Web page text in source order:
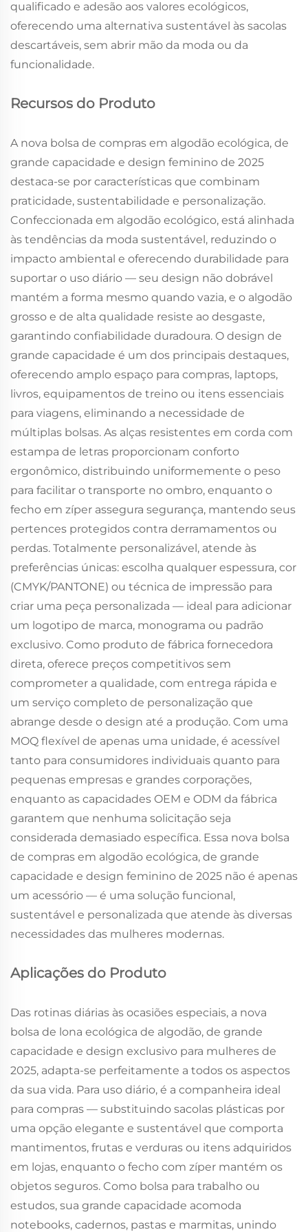
qualificado e adesão aos valores ecológicos,
oferecendo uma alternativa sustentável às sacolas
descartáveis, sem abrir mão da moda ou da
funcionalidade.
Recursos do Produto
A nova bolsa de compras em algodão ecológica, de
grande capacidade e design feminino de 2025
destaca-se por características que combinam
praticidade, sustentabilidade e personalização.
Confeccionada em algodão ecológico, está alinhada
às tendências da moda sustentável, reduzindo o
impacto ambiental e oferecendo durabilidade para
suportar o uso diário — seu design não dobrável
mantém a forma mesmo quando vazia, e o algodão
grosso e de alta qualidade resiste ao desgaste,
garantindo confiabilidade duradoura. O design de
grande capacidade é um dos principais destaques,
oferecendo amplo espaço para compras, laptops,
livros, equipamentos de treino ou itens essenciais
para viagens, eliminando a necessidade de
múltiplas bolsas. As alças resistentes em corda com
estampa de letras proporcionam conforto
ergonômico, distribuindo uniformemente o peso
para facilitar o transporte no ombro, enquanto o
fecho em zíper assegura segurança, mantendo seus
pertences protegidos contra derramamentos ou
perdas. Totalmente personalizável, atende às
preferências únicas: escolha qualquer espessura, cor
(CMYK/PANTONE) ou técnica de impressão para
criar uma peça personalizada — ideal para adicionar
um logotipo de marca, monograma ou padrão
exclusivo. Como produto de fábrica fornecedora
direta, oferece preços competitivos sem
comprometer a qualidade, com entrega rápida e
um serviço completo de personalização que
abrange desde o design até a produção. Com uma
MOQ flexível de apenas uma unidade, é acessível
tanto para consumidores individuais quanto para
pequenas empresas e grandes corporações,
enquanto as capacidades OEM e ODM da fábrica
garantem que nenhuma solicitação seja
considerada demasiado específica. Essa nova bolsa
de compras em algodão ecológica, de grande
capacidade e design feminino de 2025 não é apenas
um acessório — é uma solução funcional,
sustentável e personalizada que atende às diversas
necessidades das mulheres modernas.
Aplicações do Produto
Das rotinas diárias às ocasiões especiais, a nova
bolsa de lona ecológica de algodão, de grande
capacidade e design exclusivo para mulheres de
2025, adapta-se perfeitamente a todos os aspectos
da sua vida. Para uso diário, é a companheira ideal
para compras — substituindo sacolas plásticas por
uma opção elegante e sustentável que comporta
mantimentos, frutas e verduras ou itens adquiridos
em lojas, enquanto o fecho com zíper mantém os
objetos seguros. Como bolsa para trabalho ou
estudos, sua grande capacidade acomoda
notebooks, cadernos, pastas e marmitas, unindo